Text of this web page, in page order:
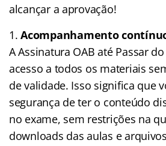
alcançar a aprovação!
Acompanhamento
A Assinatura OAB até Passar
acesso a todos os materiais
de validade. Isso significa que
segurança de ter o conteúdo
no exame, sem restrições na
downloads das aulas e